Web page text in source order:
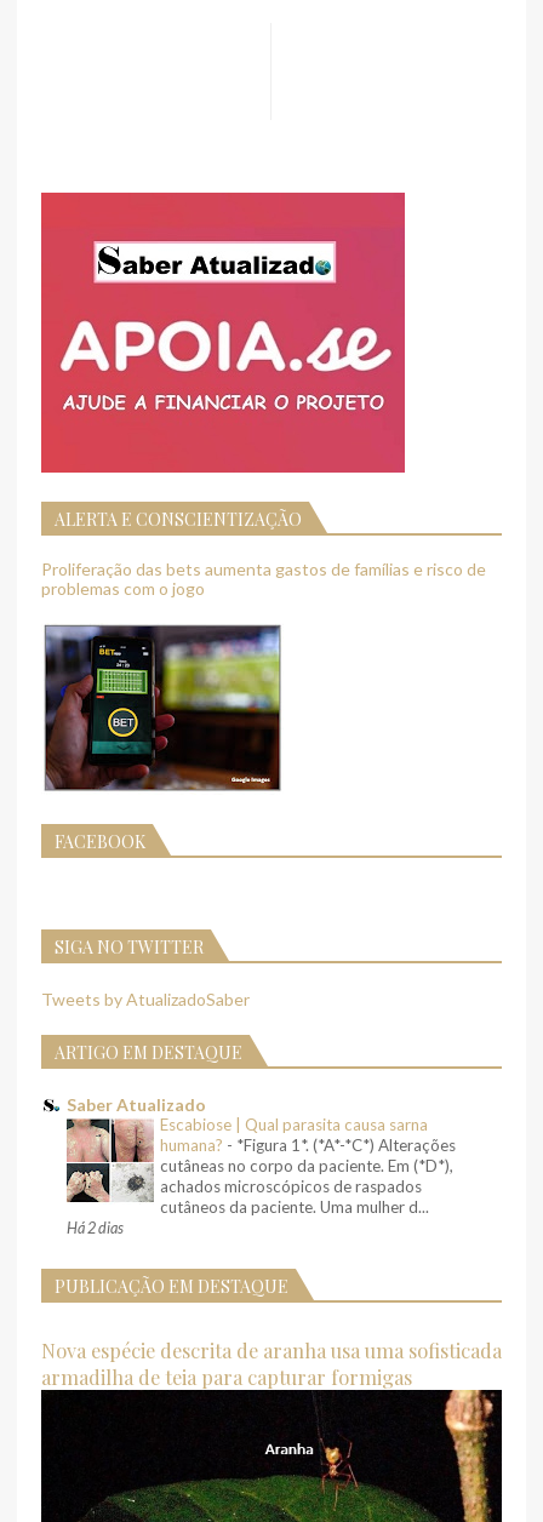
ALERTA E CONSCIENTIZAÇÃO
Proliferação das bets aumenta gastos de famílias e risco de
problemas com o jogo
FACEBOOK
SIGA NO TWITTER
Tweets by AtualizadoSaber
ARTIGO EM DESTAQUE
Saber Atualizado
Escabiose | Qual parasita causa sarna
humana? - *Figura 1*. (*A*-*C*) Alterações
cutâneas no corpo da paciente. Em (*D*),
achados microscópicos de raspados
cutâneos da paciente. Uma mulher d...
Há 2 dias
PUBLICAÇÃO EM DESTAQUE
Nova espécie descrita de aranha usa uma sofisticada
armadilha de teia para capturar formigas